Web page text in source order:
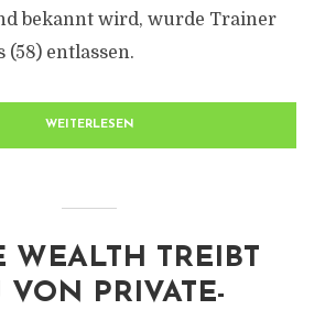
bekannt wird, wurde Trainer
(58) entlassen.
WEITERLESEN
WEALTH TREIBT
VON PRIVATE-